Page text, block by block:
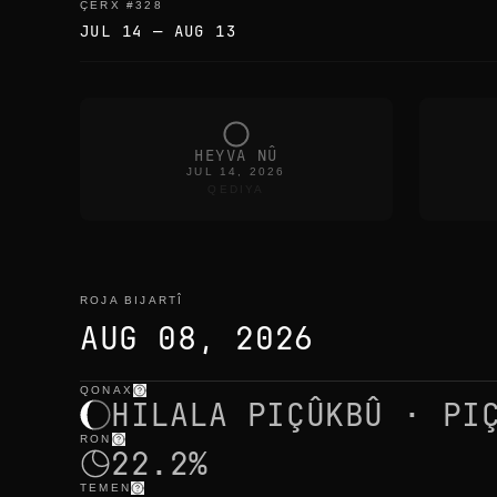
ÇERX #328
JUL 14 — AUG 13
HEYVA NÛ
JUL 14, 2026
ROJA BIJARTÎ
AUG 08, 2026
roja bijartî demên heyvê
QONAX
HILALA PIÇÛKBÛ ·
RON
22.2%
TEMEN